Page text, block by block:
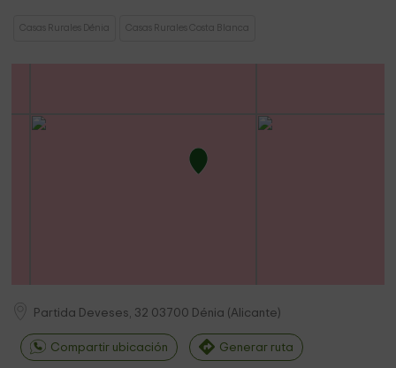
Casas Rurales Dénia Casas Rurales Costa Blanca
Partida Deveses, 32 03700 Dénia (Alicante)
Compartir ubicación Generar ruta